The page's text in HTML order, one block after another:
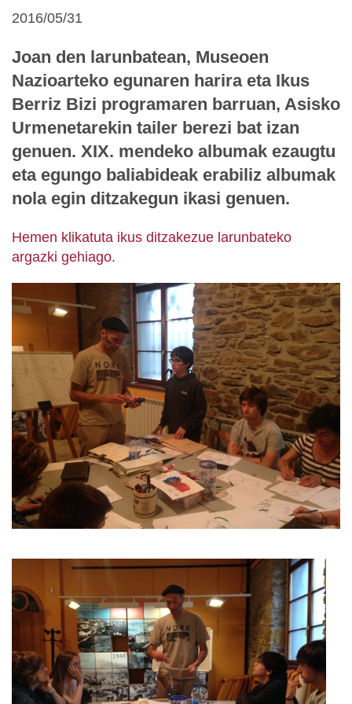
2016/05/31
Joan den larunbatean, Museoen
Nazioarteko egunaren harira eta Ikus
Berriz Bizi programaren barruan, Asisko
Urmenetarekin tailer berezi bat izan
genuen. XIX. mendeko albumak ezaugtu
eta egungo baliabideak erabiliz albumak
nola egin ditzakegun ikasi genuen.
Hemen klikatuta ikus ditzakezue larunbateko
argazki gehiago.